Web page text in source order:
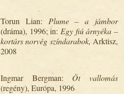
Torun Lian: Plume – a jámbor
(dráma), 1996; in: Egy fiú árnyéka –
kortárs norvég színdarabok, Arktisz,
2008
Ingmar Bergman: Öt vallomás
(regény), Európa, 1996